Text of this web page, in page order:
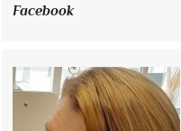
Facebook